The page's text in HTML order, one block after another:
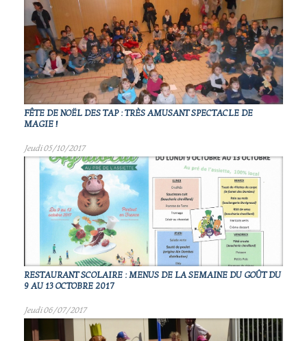
FÊTE DE NOËL DES TAP : TRÈS AMUSANT SPECTACLE DE
MAGIE !
Jeudi 05/10/2017
RESTAURANT SCOLAIRE : MENUS DE LA SEMAINE DU GOÛT DU
9 AU 13 OCTOBRE 2017
Jeudi 06/07/2017